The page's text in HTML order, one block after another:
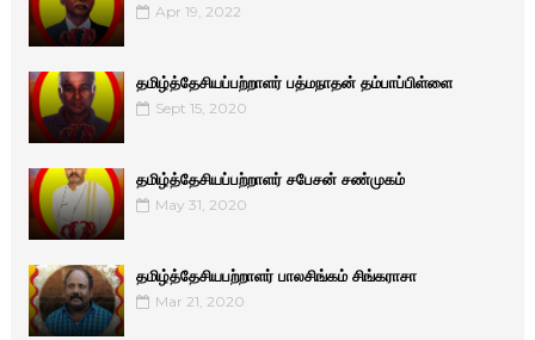
Apr 19, 2022
தமிழ்த்தேசியப்பற்றாளர் பத்மநாதன் தம்பாப்பிள்ளை
Sept 15, 2020
தமிழ்த்தேசியப்பற்றாளர் சபேசன் சண்முகம்
May 31, 2020
தமிழ்த்தேசியபற்றாளர் பாலசிங்கம் சிங்கராசா
Mar 21, 2020